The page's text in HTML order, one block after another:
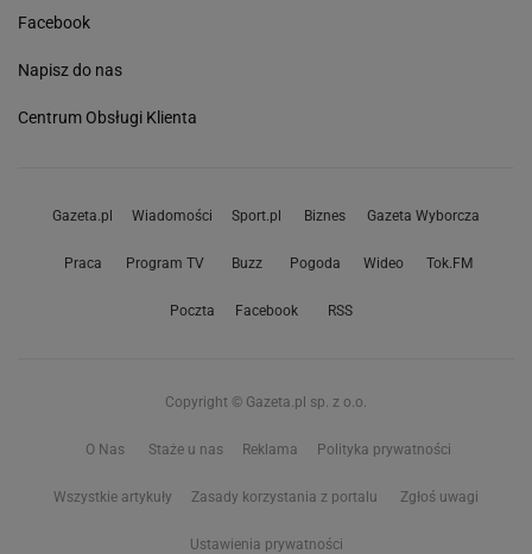
Facebook
Napisz do nas
Centrum Obsługi Klienta
Gazeta.pl Wiadomości Sport.pl Biznes Gazeta Wyborcza
Praca Program TV Buzz Pogoda Wideo Tok.FM
Poczta Facebook RSS
Copyright © Gazeta.pl sp. z o.o.
O Nas Staże u nas Reklama Polityka prywatności
Wszystkie artykuły Zasady korzystania z portalu Zgłoś uwagi
Ustawienia prywatności